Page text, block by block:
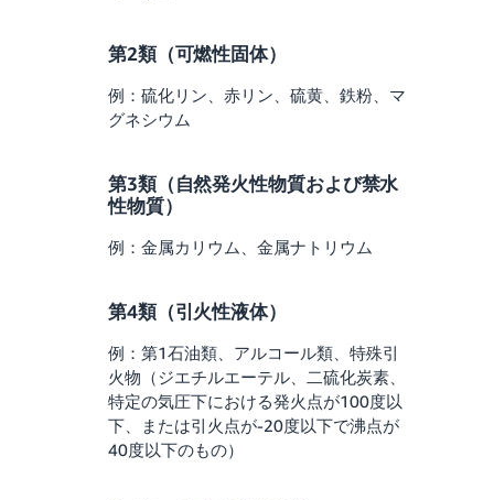
第2類（可燃性固体）
例：硫化リン、赤リン、硫黄、鉄粉、マ
グネシウム
第3類（自然発火性物質および禁水
性物質）
例：金属カリウム、金属ナトリウム
第4類（引火性液体）
例：第1石油類、アルコール類、特殊引
火物（ジエチルエーテル、二硫化炭素、
特定の気圧下における発火点が100度以
下、または引火点が-20度以下で沸点が
40度以下のもの）